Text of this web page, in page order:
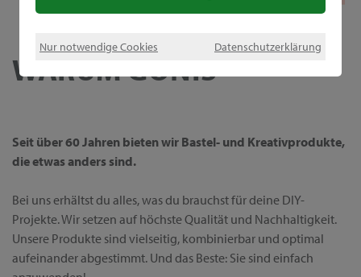
Nur notwendige Cookies Datenschutzerklärung
WARUM GONIS
Seit über 60 Jahren bieten wir Bastel- und Kreativprodukte,
die etwas anders sind.
Bei uns erhältst du alles, was du brauchst für deine DIY-
Projekte. Wir setzen auf höchste Qualität und Nachhaltigkeit.
Unsere Produkte sind vielseitig, kombinierbar und optimal
aufeinander abgestimmt. Und das Beste: Sie sind einfach